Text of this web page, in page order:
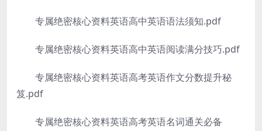
专属绝密核心资料英语高中英语语法须知.pdf
专属绝密核心资料英语高中英语阅读满分技巧.pdf
专属绝密核心资料英语高考英语作文分数提升秘
笈.pdf
专属绝密核心资料英语高考英语名词通关必备